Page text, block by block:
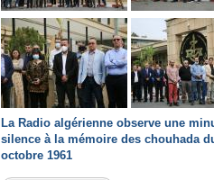
La Radio algérienne observe une
silence à la mémoire des chouhada
octobre 1961